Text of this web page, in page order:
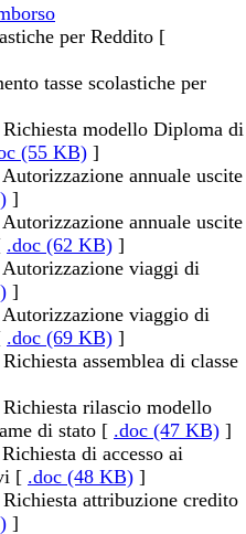
per Reddito [
tasse scolastiche per
modello Diploma di
(55 KB) ]
annuale uscite
]
annuale uscite
.doc (62 KB) ]
viaggi di
]
viaggio di
.doc (69 KB) ]
assemblea di classe
rilascio modello
di stato [ .doc (47 KB) ]
di accesso ai
[ .doc (48 KB) ]
attribuzione credito
]